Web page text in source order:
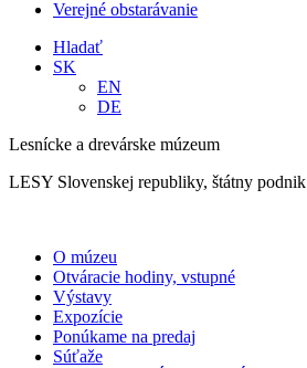
Verejné obstarávanie
Hladať
SK
EN
DE
Lesnícke a drevárske múzeum
LESY Slovenskej republiky, štátny podnik
O múzeu
Otváracie hodiny, vstupné
Výstavy
Expozície
Ponúkame na predaj
Súťaže